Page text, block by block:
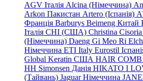
AGV Італія Alcina (Німеччина)
Arkon Пакистан Artero (Іспанія)
Франція Barburys Beimeng Китай
Італія CHI (США) Christina Cisoria
(Німеччина) Daeng Gi Meo Ri
Німеччина ETI Italy Eurostil
Global Keratin США HAIR COMB
HH Simonsen Данія HIKATO I
(Тайвань) Jaguar Німеччина